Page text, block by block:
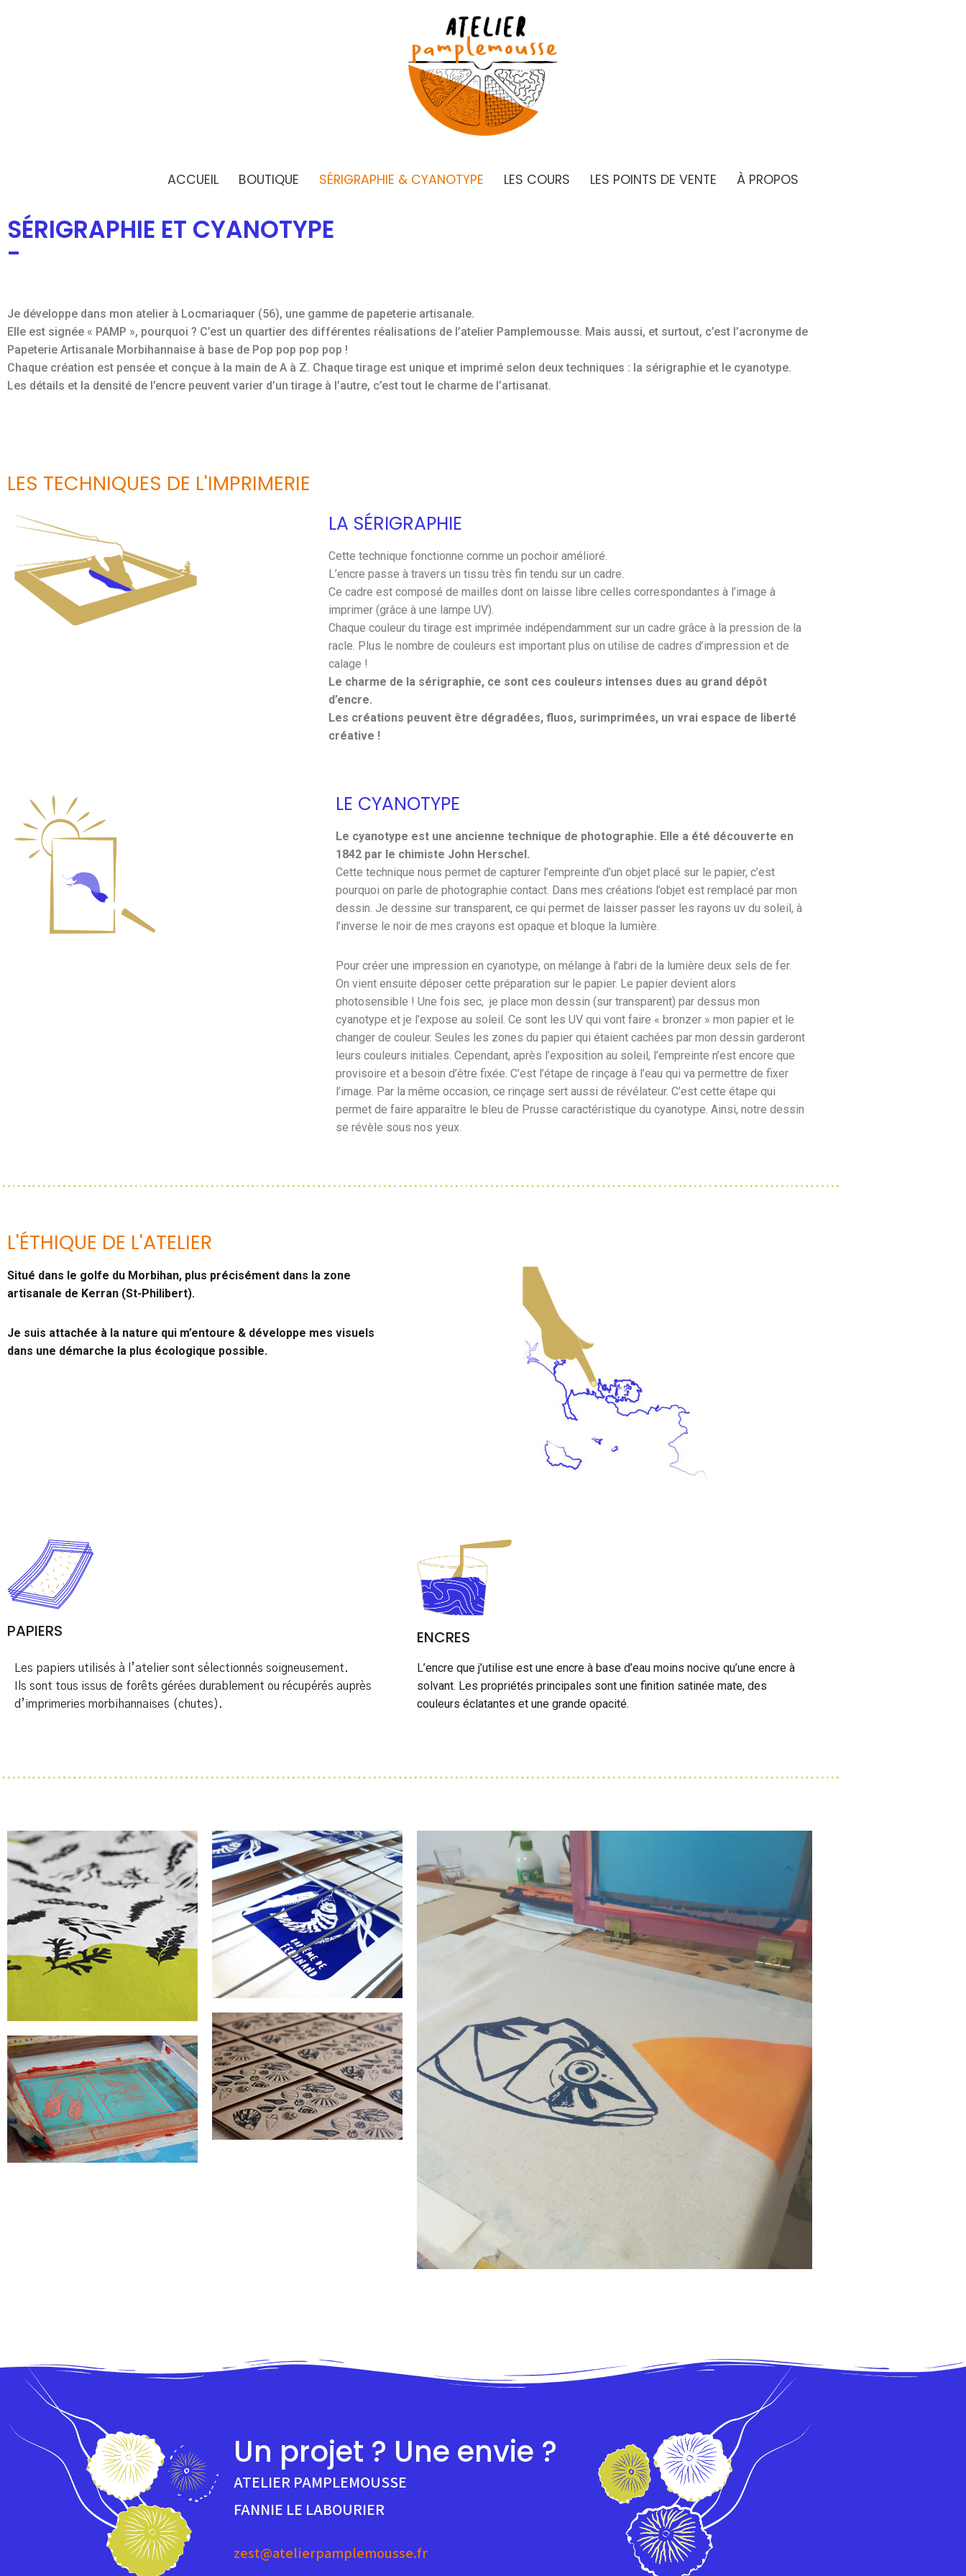
ACCUEIL BOUTIQUE SÉRIGRAPHIE & CYANOTYPE LES COURS LES POINTS DE VENTE À PROPOS
SÉRIGRAPHIE ET CYANOTYPE
-
Je développe dans mon atelier à Locmariaquer (56), une gamme de papeterie artisanale.
Elle est signée « PAMP », pourquoi ? C’est un quartier des différentes réalisations de l’atelier Pamplemousse. Mais aussi, et surtout, c’est l’acronyme de
Papeterie Artisanale Morbihannaise à base de Pop pop pop pop !
Chaque création est pensée et conçue à la main de A à Z. Chaque tirage est unique et imprimé selon deux techniques : la sérigraphie et le cyanotype.
Les détails et la densité de l’encre peuvent varier d’un tirage à l’autre, c’est tout le charme de l’artisanat.
LES TECHNIQUES DE L'IMPRIMERIE
LA SÉRIGRAPHIE
Cette technique fonctionne comme un pochoir amélioré.
L’encre passe à travers un tissu très fin tendu sur un cadre.
Ce cadre est composé de mailles dont on laisse libre celles correspondantes à l’image à
imprimer (grâce à une lampe UV).
Chaque couleur du tirage est imprimée indépendamment sur un cadre grâce à la pression de la
racle. Plus le nombre de couleurs est important plus on utilise de cadres d’impression et de
calage !
Le charme de la sérigraphie, ce sont ces couleurs intenses dues au grand dépôt
d’encre.
Les créations peuvent être dégradées, fluos, surimprimées, un vrai espace de liberté
créative !
LE CYANOTYPE
Le cyanotype est une ancienne technique de photographie. Elle a été découverte en
1842 par le chimiste John Herschel.
Cette technique nous permet de capturer l’empreinte d’un objet placé sur le papier, c’est
pourquoi on parle de photographie contact. Dans mes créations l’objet est remplacé par mon
dessin. Je dessine sur transparent, ce qui permet de laisser passer les rayons uv du soleil, à
l’inverse le noir de mes crayons est opaque et bloque la lumière.
Pour créer une impression en cyanotype, on mélange à l’abri de la lumière deux sels de fer.
On vient ensuite déposer cette préparation sur le papier. Le papier devient alors
photosensible ! Une fois sec, je place mon dessin (sur transparent) par dessus mon
cyanotype et je l’expose au soleil. Ce sont les UV qui vont faire « bronzer » mon papier et le
changer de couleur. Seules les zones du papier qui étaient cachées par mon dessin garderont
leurs couleurs initiales. Cependant, après l’exposition au soleil, l’empreinte n’est encore que
provisoire et a besoin d’être fixée. C’est l’étape de rinçage à l’eau qui va permettre de fixer
l’image. Par la même occasion, ce rinçage sert aussi de révélateur. C’est cette étape qui
permet de faire apparaître le bleu de Prusse caractéristique du cyanotype. Ainsi, notre dessin
se révèle sous nos yeux.
L'ÉTHIQUE DE L'ATELIER
Situé dans le golfe du Morbihan, plus précisément dans la zone
artisanale de Kerran (St-Philibert).
Je suis attachée à la nature qui m’entoure & développe mes visuels
dans une démarche la plus écologique possible.
PAPIERS
Les papiers utilisés à l’atelier sont sélectionnés soigneusement.
Ils sont tous issus de forêts gérées durablement ou récupérés auprès
d’imprimeries morbihannaises (chutes).
ENCRES
L’encre que j’utilise est une encre à base d’eau moins nocive qu’une encre à
solvant. Les propriétés principales sont une finition satinée mate, des
couleurs éclatantes et une grande opacité.
Un projet ? Une envie ?
ATELIER PAMPLEMOUSSE
FANNIE LE LABOURIER
zest@atelierpamplemousse.fr